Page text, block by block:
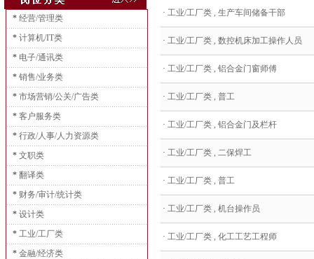
* 经营/管理类
* 计算机/IT类
* 电子/通讯类
* 销售/业务类
* 市场营销/公关/广告类
* 客户服务类
* 行政/人事/人力资源类
* 文职类
* 翻译类
* 财务/审计/统计类
* 设计类
* 工业/工厂类
* 金融/经济类
· 工业/工厂类 , 生产车间储备干部
· 工业/工厂类 , 数控机床加工操作人员
· 工业/工厂类 , 铝合金门窗师傅
· 工业/工厂类 , 普工
· 工业/工厂类 , 铝合金门及栏杆
· 工业/工厂类 , 二保焊工
· 工业/工厂类 , 普工
· 工业/工厂类 , 机台操作员
· 工业/工厂类 , 化工工艺工程师